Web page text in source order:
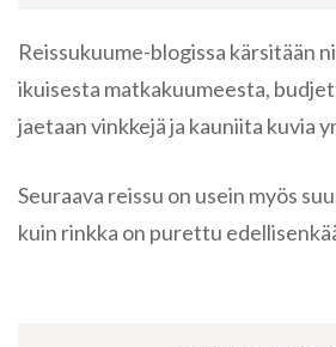
Reissukuume-blogissa kärsitään
ikuisesta matkakuumeesta,
jaetaan vinkkejä ja kauniita kuvia
Seuraava reissu on usein myös
kuin rinkka on purettu